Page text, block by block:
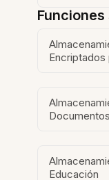
Encriptados
Educación